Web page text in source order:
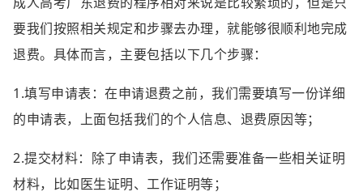
要我们按照相关规定和步骤去办理，就能够很顺利地完成
退费。具体而言，主要包括以下几个步骤：
1.填写申请表：在申请退费之前，我们需要填写一份详细
的申请表，上面包括我们的个人信息、退费原因等；
2.提交材料：除了申请表，我们还需要准备一些相关证明
材料，比如医生证明、工作证明等；